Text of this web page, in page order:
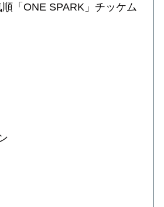
「ONE SPARK」チッケム